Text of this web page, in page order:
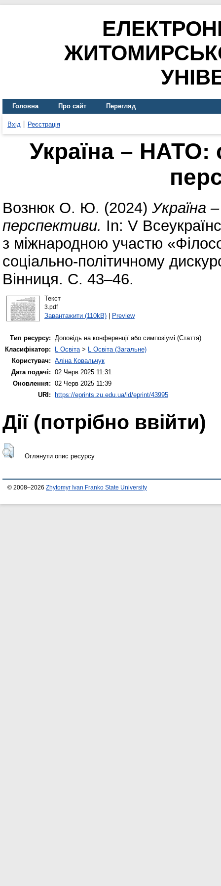
Головна Про сайт Перегляд
Вхід Реєстрація
Україна – НАТО:
Вознюк О. Ю. (2024) Україна
перспективи. In: V
з міжнародною участю
соціально-політичному
Вінниця. С. 43–46.
Текст
3.pdf
Завантажити (110kB)| Preview
Тип ресурсу: Доповідь на конференції або симпозіумі (Стаття)
Класифікатор:
L Освіта> L Освіта (Загальне)
Користувач: Аліна Ковальчук
Дата подачі: 02 Черв 2025 11:31
Оновлення: 02 Черв 2025 11:39
URI:
https://eprints.zu.edu.ua/id/eprint/43995
Дії ​​(потрібно ввійти)
Оглянути опис ресурсу
© 2008–2026 Zhytomyr Ivan Franko State University